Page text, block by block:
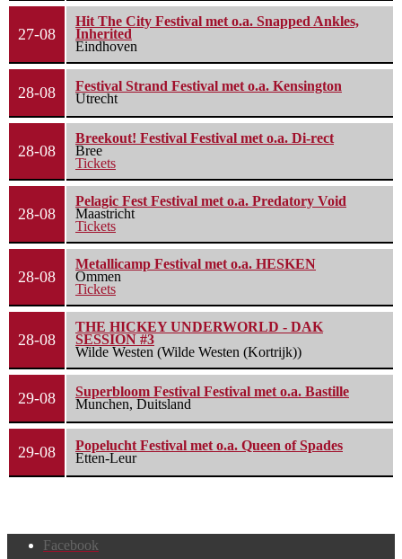
27-08
Hit The City Festival met o.a. Snapped Ankles,
Inherited
Eindhoven
28-08
Festival Strand Festival met o.a. Kensington
Utrecht
28-08
Breekout! Festival Festival met o.a. Di-rect
Bree
Tickets
28-08
Pelagic Fest Festival met o.a. Predatory Void
Maastricht
Tickets
28-08
Metallicamp Festival met o.a. HESKEN
Ommen
Tickets
28-08
THE HICKEY UNDERWORLD - DAK
SESSION #3
Wilde Westen (Wilde Westen (Kortrijk))
29-08
Superbloom Festival Festival met o.a. Bastille
Munchen, Duitsland
29-08
Popelucht Festival met o.a. Queen of Spades
Etten-Leur
Facebook